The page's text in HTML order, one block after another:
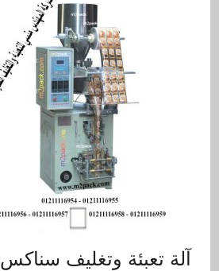
آلة تعبئة وتغليف سناكس